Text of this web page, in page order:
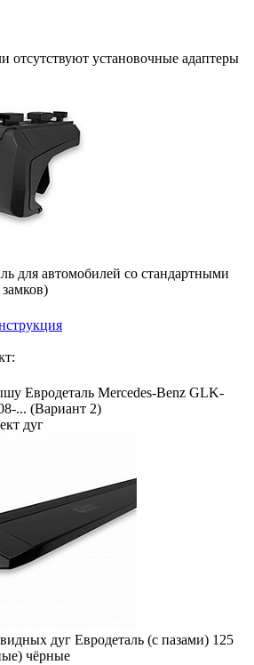
отсутствуют установочные адаптеры
для автомобилей со стандартными
Евродеталь Mercedes-Benz GLK-
... (Вариант 2)
дуг
дуг Евродеталь (с пазами) 125
чёрные